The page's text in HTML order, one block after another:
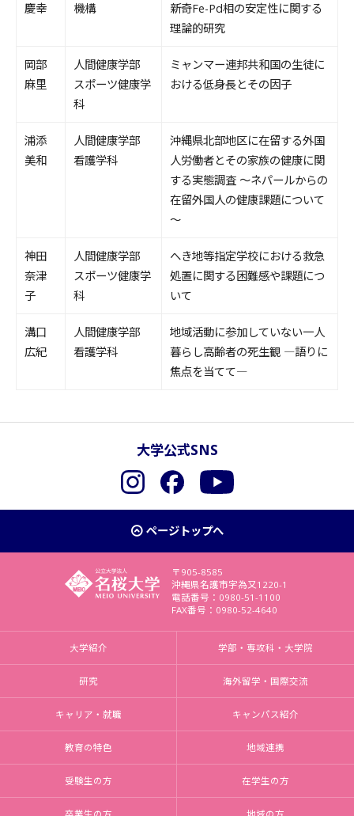
慶幸
機構
新奇Fe-Pd相の安定性に関する
理論的研究
岡部
麻里
人間健康学部
スポーツ健康学
科
ミャンマー連邦共和国の生徒に
おける低身長とその因子
浦添
美和
人間健康学部
看護学科
沖縄県北部地区に在留する外国
人労働者とその家族の健康に関
する実態調査 ～ネパールからの
在留外国人の健康課題について
～
神田
奈津
子
人間健康学部
スポーツ健康学
科
へき地等指定学校における救急
処置に関する困難感や課題につ
いて
溝口
広紀
人間健康学部
看護学科
地域活動に参加していない一人
暮らし高齢者の死生観 ―語りに
焦点を当てて―
大学公式SNS
InstagramFacebookYouTube
ページトップへ
〒905-8585
沖縄県名護市字為又1220-1
電話番号：0980-51-1100
FAX番号：0980-52-4640
大学紹介 学部・専攻科・大学院
研究 海外留学・国際交流
キャリア・就職 キャンパス紹介
教育の特色 地域連携
受験生の方 在学生の方